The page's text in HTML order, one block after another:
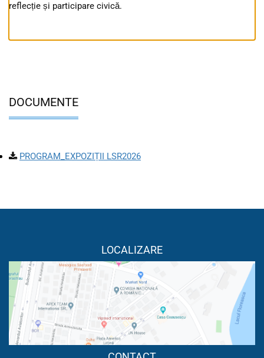
reflecție și participare civică.
DOCUMENTE
PROGRAM_EXPOZIȚII LSR2026
LOCALIZARE